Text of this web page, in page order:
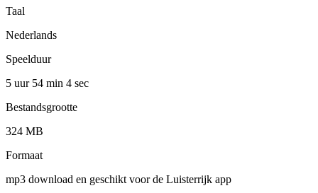
Taal
Nederlands
Speelduur
5 uur 54 min 4 sec
Bestandsgrootte
324 MB
Formaat
mp3 download en geschikt voor de Luisterrijk app